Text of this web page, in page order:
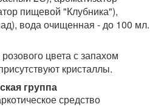
пищевой "Клубника"),
вода очищенная - до 100 мл.
цвета с запахом
кристаллы.
группа
средство